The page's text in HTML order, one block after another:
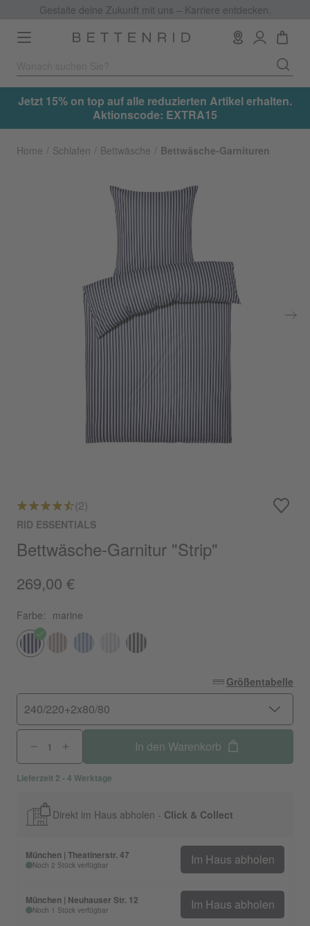
Gestalte deine Zukunft mit uns – Karriere entdecken.
Toggle
navigation
Jetzt 15% on top auf alle reduzierten Artikel erhalten.
Aktionscode: EXTRA15
Home Schlafen Bettwäsche Bettwäsche-Garnituren
(2)
RID ESSENTIALS
Bettwäsche-Garnitur "Strip"
269,00 €
Farbe: marine
Größentabelle
240/220+2x80/80
In den Warenkorb
Lieferzeit 2 - 4 Werktage
Direkt im Haus abholen - Click & Collect
München | Theatinerstr. 47
Noch 2 Stück verfügbar Im Haus abholen
München | Neuhauser Str. 12
Noch 1 Stück verfügbar Im Haus abholen